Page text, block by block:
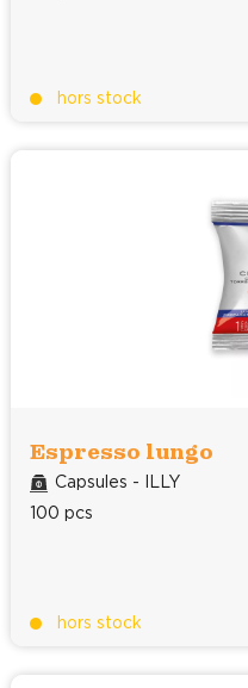
hors stock
Espresso lungo
Capsules - ILLY
100 pcs
hors stock